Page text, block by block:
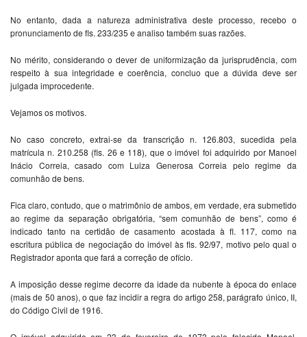
No entanto, dada a natureza administrativa deste processo, recebo o
pronunciamento de fls. 233/235 e analiso também suas razões.
No mérito, considerando o dever de uniformização da jurisprudência, com
respeito à sua integridade e coerência, concluo que a dúvida deve ser
julgada improcedente.
Vejamos os motivos.
No caso concreto, extrai-se da transcrição n. 126.803, sucedida pela
matrícula n. 210.258 (fls. 26 e 118), que o imóvel foi adquirido por Manoel
Inácio Correia, casado com Luiza Generosa Correia pelo regime da
comunhão de bens.
Fica claro, contudo, que o matrimônio de ambos, em verdade, era submetido
ao regime da separação obrigatória, “sem comunhão de bens”, como é
indicado tanto na certidão de casamento acostada à fl. 117, como na
escritura pública de negociação do imóvel às fls. 92/97, motivo pelo qual o
Registrador aponta que fará a correção de ofício.
A imposição desse regime decorre da idade da nubente à época do enlace
(mais de 50 anos), o que faz incidir a regra do artigo 258, parágrafo único, II,
do Código Civil de 1916.